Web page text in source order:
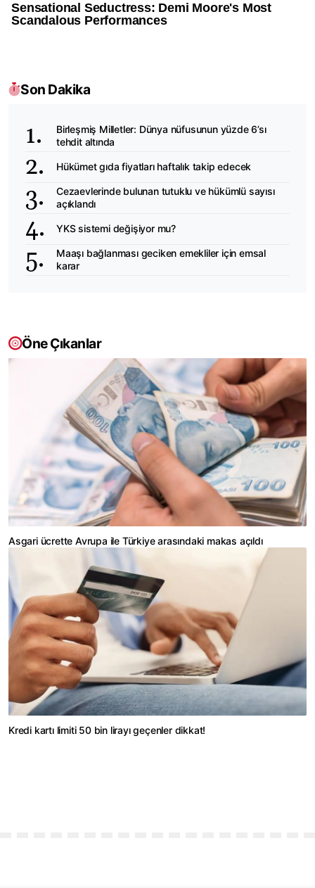
Son Dakika
Birleşmiş Milletler: Dünya nüfusunun yüzde 6’sı
tehdit altında
Hükümet gıda fiyatları haftalık takip edecek
Cezaevlerinde bulunan tutuklu ve hükümlü sayısı
açıklandı
YKS sistemi değişiyor mu?
Maaşı bağlanması geciken emekliler için emsal
karar
Öne Çıkanlar
Asgari ücrette Avrupa ile Türkiye arasındaki makas açıldı
Kredi kartı limiti 50 bin lirayı geçenler dikkat!